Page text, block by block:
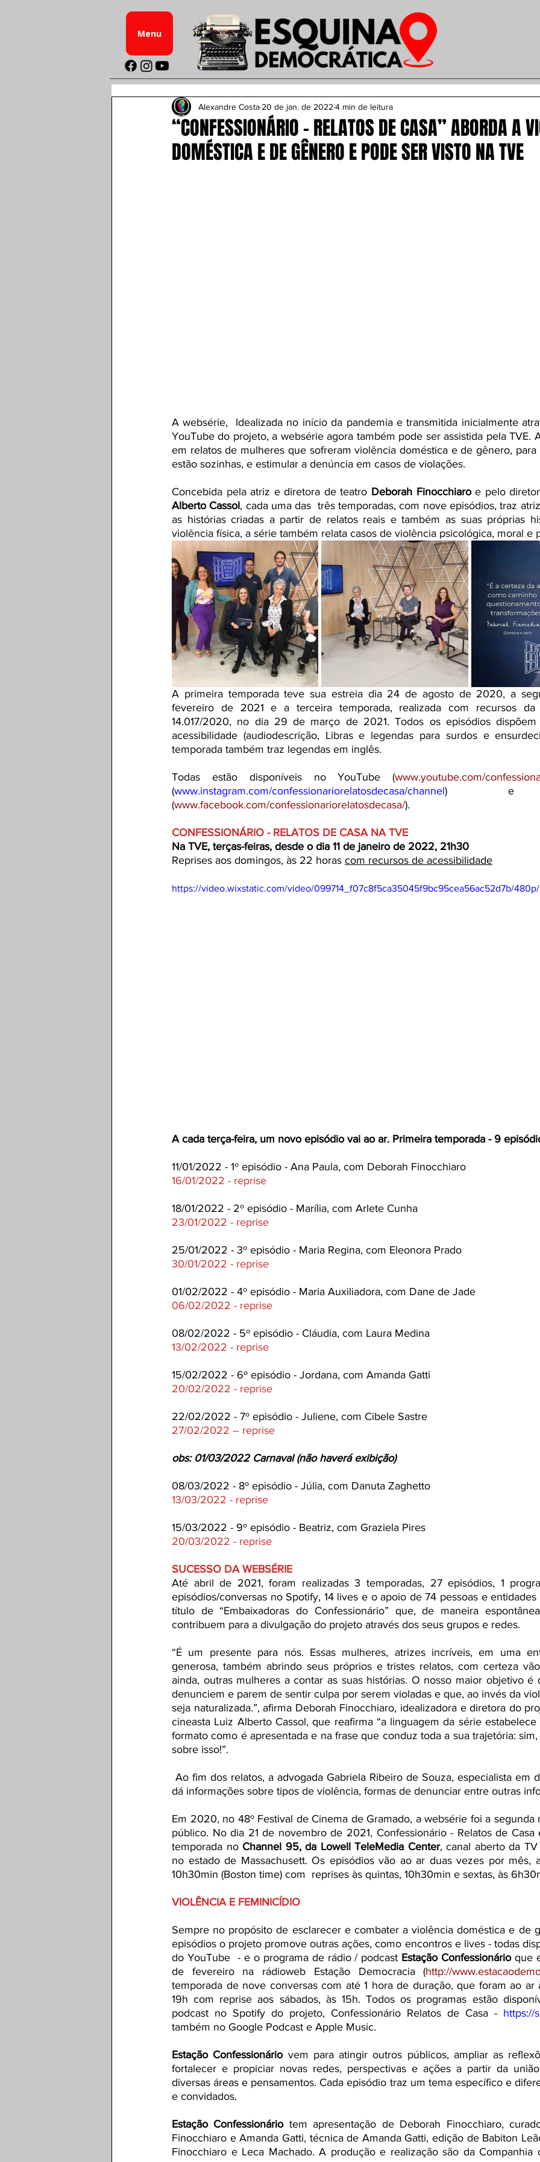
Menu
“CONFESSIONÁRIO - RELATOS DE CASA” ABORDA A
DOMÉSTICA E DE GÊNERO E PODE SER VISTO NA TVE
Alexandre Costa 20 de jan. de 2022 4 min de leitura
A websérie,  Idealizada no início da pandemia e transmitida inicialmente
YouTube do projeto, a websérie agora também pode ser assistida pela TVE.
em relatos de mulheres que sofreram violência doméstica e de gênero,
estão sozinhas, e estimular a denúncia em casos de violações.
Concebida pela atriz e diretora de teatro Deborah Finocchiaro e pelo
Alberto Cassol, cada uma das  três temporadas, com nove episódios, traz
as histórias criadas a partir de relatos reais e também as suas próprias
violência física, a série também relata casos de violência psicológica, moral e
A primeira temporada teve sua estreia dia 24 de agosto de 2020, a
fevereiro de 2021 e a terceira temporada, realizada com recursos
14.017/2020, no dia 29 de março de 2021. Todos os episódios
acessibilidade (audiodescrição, Libras e legendas para surdos e
temporada também traz legendas em inglês.
Todas estão disponíveis no YouTube (www.youtube.com/
(www.instagram.com/confessionariorelatosdecasa/channel) e
(www.facebook.com/confessionariorelatosdecasa/).
CONFESSIONÁRIO - RELATOS DE CASA NA TVE
Na TVE, terças-feiras, desde o dia 11 de janeiro de 2022, 21h30
Reprises aos domingos, às 22 horas com recursos de acessibilidade
https://video.wixstatic.com/video/099714_f07c8f5ca35045f9bc95cea56ac52d7b/
A cada terça-feira, um novo episódio vai ao ar. Primeira temporada - 9
11/01/2022 - 1º episódio - Ana Paula, com Deborah Finocchiaro
16/01/2022 - reprise
18/01/2022 - 2º episódio - Marília, com Arlete Cunha
23/01/2022 - reprise
25/01/2022 - 3º episódio - Maria Regina, com Eleonora Prado
30/01/2022 - reprise
01/02/2022 - 4º episódio - Maria Auxiliadora, com Dane de Jade
06/02/2022 - reprise
08/02/2022 - 5º episódio - Cláudia, com Laura Medina
13/02/2022 - reprise
15/02/2022 - 6º episódio - Jordana, com Amanda Gatti
20/02/2022 - reprise
22/02/2022 - 7º episódio - Juliene, com Cibele Sastre
27/02/2022 – reprise
obs: 01/03/2022 Carnaval (não haverá exibição)
08/03/2022 - 8º episódio - Júlia, com Danuta Zaghetto
13/03/2022 - reprise
15/03/2022 - 9º episódio - Beatriz, com Graziela Pires
20/03/2022 - reprise
SUCESSO DA WEBSÉRIE
Até abril de 2021, foram realizadas 3 temporadas, 27 episódios, 1
episódios/conversas no Spotify, 14 lives e o apoio de 74 pessoas e
título de “Embaixadoras do Confessionário” que, de maneira
contribuem para a divulgação do projeto através dos seus grupos e redes.
“É um presente para nós. Essas mulheres, atrizes incríveis, em uma
generosa, também abrindo seus próprios e tristes relatos, com certeza
ainda, outras mulheres a contar as suas histórias. O nosso maior objetivo é
denunciem e parem de sentir culpa por serem violadas e que, ao invés da
seja naturalizada.”, afirma Deborah Finocchiaro, idealizadora e diretora do
cineasta Luiz Alberto Cassol, que reafirma “a linguagem da série
formato como é apresentada e na frase que conduz toda a sua trajetória:
sobre isso!”.
dá informações sobre tipos de violência, formas de denunciar entre outras
Em 2020, no 48º Festival de Cinema de Gramado, a websérie foi a segunda
público. No dia 21 de novembro de 2021, Confessionário - Relatos de Casa
temporada no Channel 95, da Lowell TeleMedia Center, canal aberto da
no estado de Massachusett. Os episódios vão ao ar duas vezes por mês,
10h30min (Boston time) com  reprises às quintas, 10h30min e sextas, às
VIOLÊNCIA E FEMINICÍDIO
Sempre no propósito de esclarecer e combater a violência doméstica e de
episódios o projeto promove outras ações, como encontros e lives - todas
do YouTube  - e o programa de rádio / podcast Estação Confessionário que
de fevereiro na rádioweb Estação Democracia (http://
temporada de nove conversas com até 1 hora de duração, que foram ao ar
19h com reprise aos sábados, às 15h. Todos os programas estão
podcast no Spotify do projeto, Confessionário Relatos de Casa - https://
também no Google Podcast e Apple Music.
Estação Confessionário vem para atingir outros públicos, ampliar as
fortalecer e propiciar novas redes, perspectivas e ações a partir da
diversas áreas e pensamentos. Cada episódio traz um tema específico e
e convidados.
Estação Confessionário tem apresentação de Deborah Finocchiaro,
Finocchiaro e Amanda Gatti, técnica de Amanda Gatti, edição de Babiton
Finocchiaro e Leca Machado. A produção e realização são da Companhia